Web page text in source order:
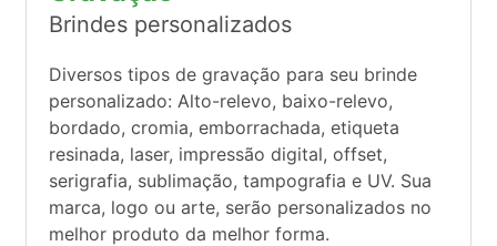
Brindes personalizados
Diversos tipos de gravação para seu brinde
personalizado: Alto-relevo, baixo-relevo,
bordado, cromia, emborrachada, etiqueta
resinada, laser, impressão digital, offset,
serigrafia, sublimação, tampografia e UV. Sua
marca, logo ou arte, serão personalizados no
melhor produto da melhor forma.